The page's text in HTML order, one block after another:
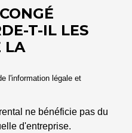
T-IL LES
LA
l'information légale et
ne bénéficie pas du
d'entreprise.